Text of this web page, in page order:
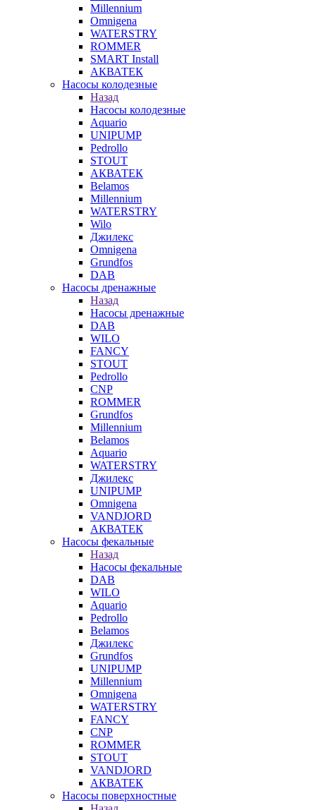
Millennium
Omnigena
WATERSTRY
ROMMER
SMART Install
АКВАТЕК
Насосы колодезные
Назад
Насосы колодезные
Aquario
UNIPUMP
Pedrollo
STOUT
АКВАТЕК
Belamos
Millennium
WATERSTRY
Wilo
Джилекс
Omnigena
Grundfos
DAB
Насосы дренажные
Назад
Насосы дренажные
DAB
WILO
FANCY
STOUT
Pedrollo
CNP
ROMMER
Grundfos
Millennium
Belamos
Aquario
WATERSTRY
Джилекс
UNIPUMP
Omnigena
VANDJORD
АКВАТЕК
Насосы фекальные
Назад
Насосы фекальные
DAB
WILO
Aquario
Pedrollo
Belamos
Джилекс
Grundfos
UNIPUMP
Millennium
Omnigena
WATERSTRY
FANCY
CNP
ROMMER
STOUT
VANDJORD
АКВАТЕК
Насосы поверхностные